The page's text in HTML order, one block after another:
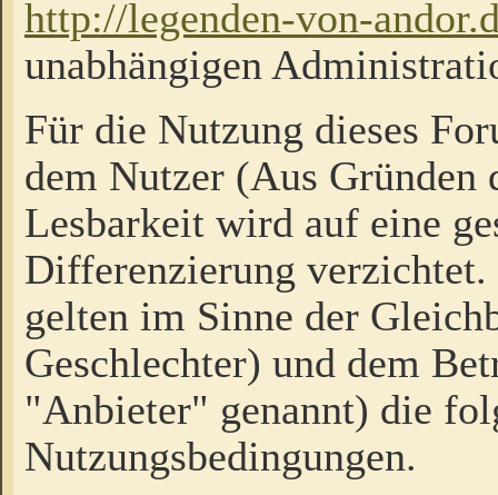
http://legenden-von-
unabhängigen
Für die Nutzung dieses
dem Nutzer (Aus Gründen
Lesbarkeit wird auf eine
Differenzierung
gelten im Sinne der
Geschlechter) und dem
"Anbieter" genannt) die
Nutzungsbedingungen.